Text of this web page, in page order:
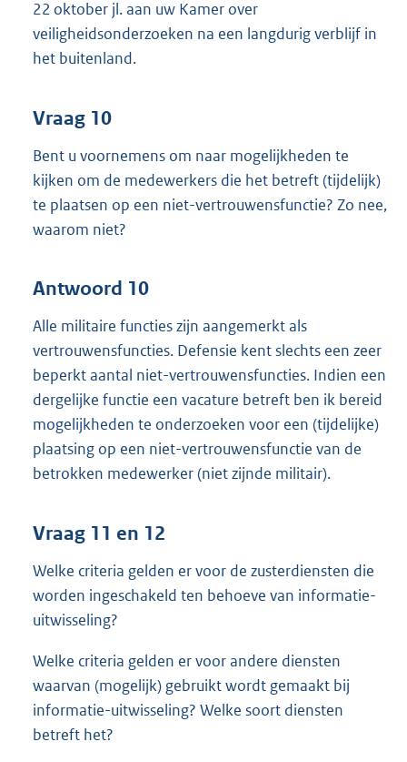
22 oktober jl. aan uw Kamer over
veiligheidsonderzoeken na een langdurig verblijf in
het buitenland.
Vraag 10
Bent u voornemens om naar mogelijkheden te
kijken om de medewerkers die het betreft (tijdelijk)
te plaatsen op een niet-vertrouwensfunctie? Zo nee,
waarom niet?
Antwoord 10
Alle militaire functies zijn aangemerkt als
vertrouwensfuncties. Defensie kent slechts een zeer
beperkt aantal niet-vertrouwensfuncties. Indien een
dergelijke functie een vacature betreft ben ik bereid
mogelijkheden te onderzoeken voor een (tijdelijke)
plaatsing op een niet-vertrouwensfunctie van de
betrokken medewerker (niet zijnde militair).
Vraag 11 en 12
Welke criteria gelden er voor de zusterdiensten die
worden ingeschakeld ten behoeve van informatie-
uitwisseling?
Welke criteria gelden er voor andere diensten
waarvan (mogelijk) gebruikt wordt gemaakt bij
informatie-uitwisseling? Welke soort diensten
betreft het?